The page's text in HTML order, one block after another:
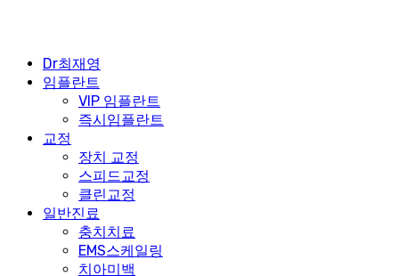
Dr최재영
임플란트
VIP 임플란트
즉시임플란트
교정
장치 교정
스피드교정
클린교정
일반진료
충치치료
EMS스케일링
치아미백